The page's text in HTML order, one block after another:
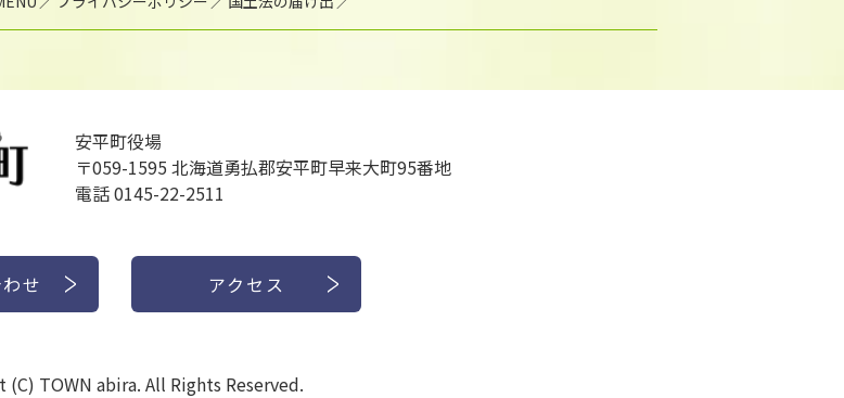
安平町役場
〒059-1595 北海道勇払郡安平町早来大町95番地
電話 0145-22-2511
せ アクセス
(C) TOWN abira. All Rights Reserved.